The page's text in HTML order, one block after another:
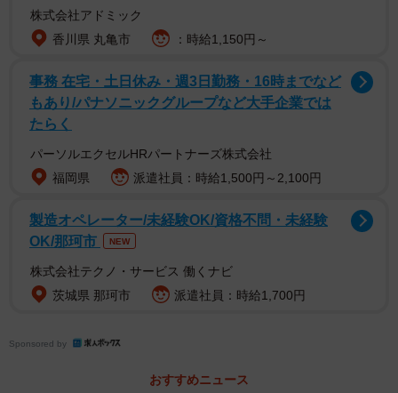
えて、近付いて声をかけるとほえましたが、出てこない。
中をのぞくと、悲惨な状況。声を失いました。フェルト状
身はガリガリなのが分かりました。
てほえて。また蚊がたくさん飛んでいる中、水もご飯の器
も空っぽ。この日、写真だけ撮ってそのまま放っておくこ
とができず。知人の預かりボランティアさんに連絡して、
犬1匹を受け入れ可能であることを確認。犬を入れるクレー
トを取りに一度帰宅し、再び現場に戻って犬を急きょ保護
することにしました」
株式会社アドミック
香川県 丸亀市
：時給1,150円～
事務 在宅・土日休み・週3日勤務・16時までなど
もあり/パナソニックグループなど大手企業では
たらく
パーソルエクセルHRパートナーズ株式会社
福岡県
派遣社員：時給1,500円～2,100円
製造オペレーター/未経験OK/資格不問・未経験
OK/那珂市
NEW
株式会社テクノ・サービス 働くナビ
茨城県 那珂市
派遣社員：時給1,700円
Sponsored by
おすすめニュース